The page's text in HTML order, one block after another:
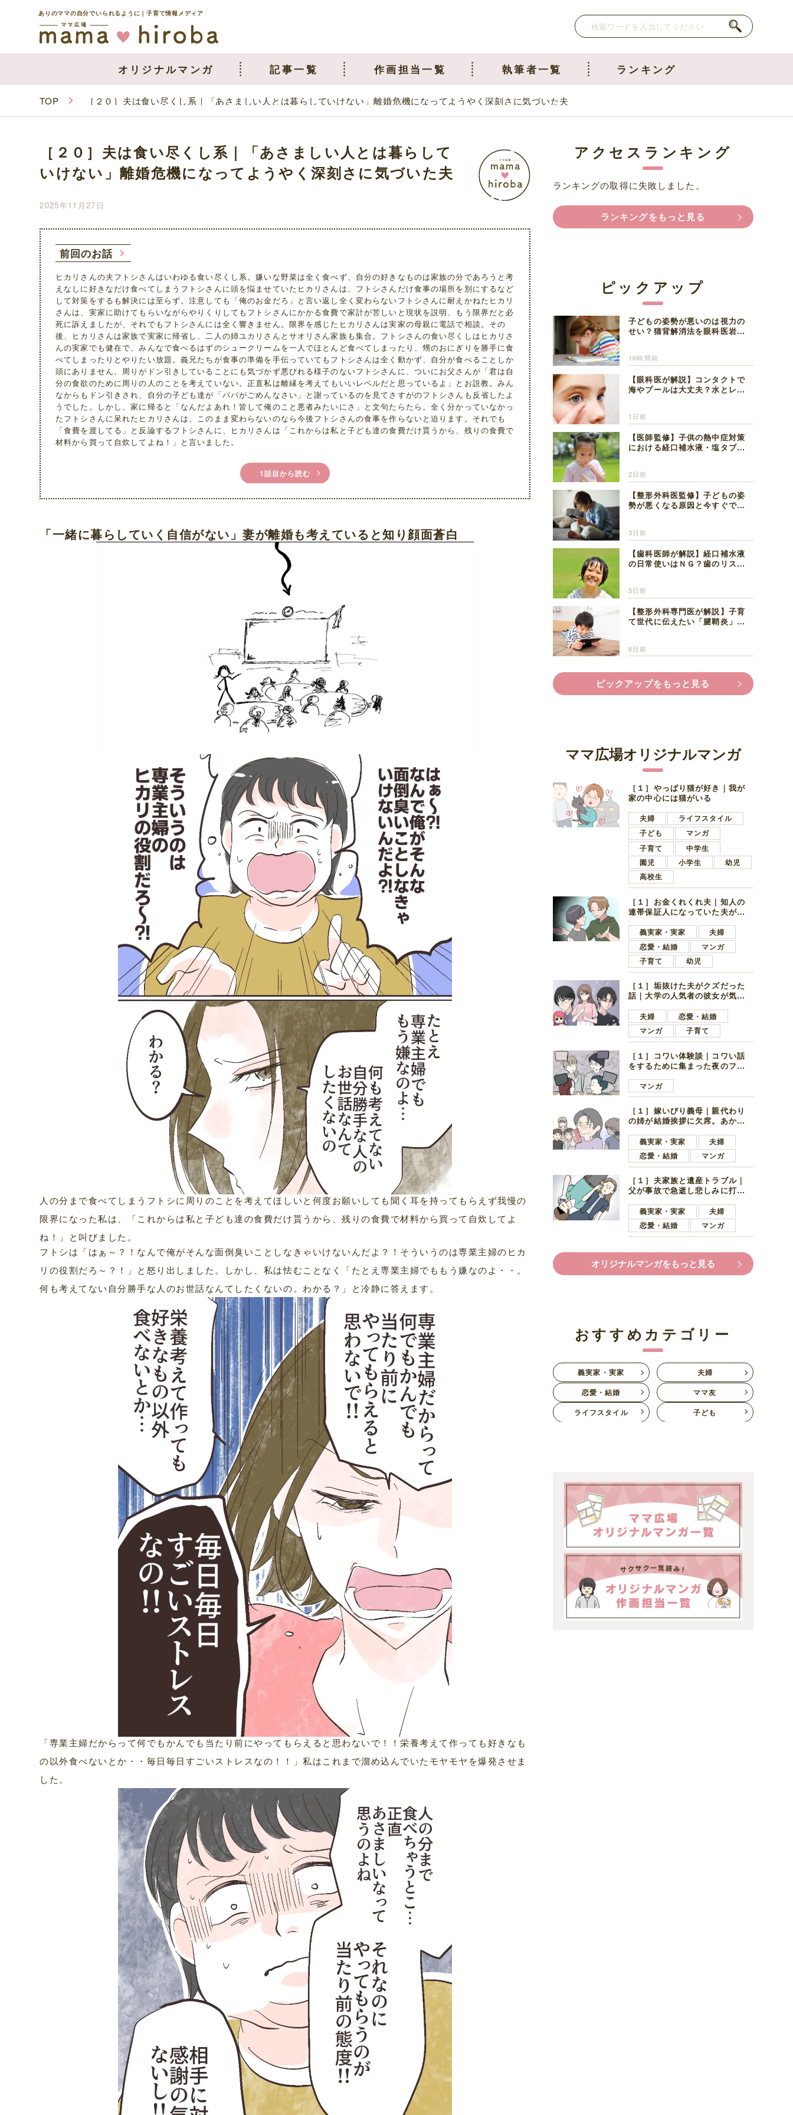
ありのママの自分でいられるように｜子育て情報メディア
オリジナルマンガ 記事一覧 作画担当一覧 執筆者一覧 ランキング
TOP ［２０］夫は食い尽くし系｜「あさましい人とは暮らしていけない」離婚危機になってようやく深刻さに気づいた夫
［２０］夫は食い尽くし系｜「あさましい人とは暮らして
いけない」離婚危機になってようやく深刻さに気づいた夫
2025年11月27日
前回のお話
ヒカリさんの夫フトシさんはいわゆる食い尽くし系。嫌いな野菜は全く食べず、自分の好きなものは家族の分であろうと考
えなしに好きなだけ食べてしまうフトシさんに頭を悩ませていたヒカリさんは、フトシさんだけ食事の場所を別にするなど
して対策をするも解決には至らず。注意しても「俺のお金だろ」と言い返し全く変わらないフトシさんに耐えかねたヒカリ
さんは、実家に助けてもらいながらやりくりしてもフトシさんにかかる食費で家計が苦しいと現状を説明、もう限界だと必
死に訴えましたが、それでもフトシさんには全く響きません。限界を感じたヒカリさんは実家の母親に電話で相談。その
後、ヒカリさんは家族で実家に帰省し、二人の姉ユカリさんとサオリさん家族も集合。フトシさんの食い尽くしはヒカリさ
んの実家でも健在で、みんなで食べるはずのシュークリームを一人でほとんど食べてしまったり、甥のおにぎりを勝手に食
べてしまったりとやりたい放題。義兄たちが食事の準備を手伝っていてもフトシさんは全く動かず、自分が食べることしか
頭にありません。周りがドン引きしていることにも気づかず悪びれる様子のないフトシさんに、ついにお父さんが「君は自
分の食欲のために周りの人のことを考えていない。正直私は離縁を考えてもいいレベルだと思っているよ」とお説教。みん
なからもドン引きされ、自分の子ども達が「パパがごめんなさい」と謝っているのを見てさすがのフトシさんも反省したよ
うでした。しかし、家に帰ると「なんだよあれ！皆して俺のこと悪者みたいにさ」と文句たらたら。全く分かっていなかっ
たフトシさんに呆れたヒカリさんは、このまま変わらないのなら今後フトシさんの食事を作らないと迫ります。それでも
「食費を渡してる」と反論するフトシさんに、ヒカリさんは「これからは私と子ども達の食費だけ貰うから、残りの食費で
材料から買って自炊してよね！」と言いました。
1話目から読む
「一緒に暮らしていく自信がない」妻が離婚も考えていると知り顔面蒼白
人の分まで食べてしまうフトシに周りのことを考えてほしいと何度お願いしても聞く耳を持ってもらえず我慢の
限界になった私は、「これからは私と子ども達の食費だけ貰うから、残りの食費で材料から買って自炊してよ
ね！」と叫びました。
フトシは「はぁ～？！なんで俺がそんな面倒臭いことしなきゃいけないんだよ？！そういうのは専業主婦のヒカ
リの役割だろ～？！」と怒り出しました。しかし、私は怯むことなく「たとえ専業主婦でももう嫌なのよ・・。
何も考えてない自分勝手な人のお世話なんてしたくないの。わかる？」と冷静に答えます。
「専業主婦だからって何でもかんでも当たり前にやってもらえると思わないで！！栄養考えて作っても好きなも
の以外食べないとか・・毎日毎日すごいストレスなの！！」私はこれまで溜め込んでいたモヤモヤを爆発させま
した。
アクセスランキング
ランキングの取得に失敗しました。
ランキングをもっと見る
ピックアップ
子どもの姿勢が悪いのは視力の
せい？猫背解消法を眼科医岩見
16時間前
【眼科医が解説】コンタクトで
海やプールは大丈夫？水とレン
1日前
【医師監修】子供の熱中症対策
における経口補水液・塩タブレ
2日前
【整形外科医監修】子どもの姿
勢が悪くなる原因と今すぐでき
3日前
【歯科医師が解説】経口補水液
の日常使いはＮＧ？歯のリスク
5日前
【整形外科専門医が解説】子育
て世代に伝えたい「腱鞘炎」の
6日前
ピックアップをもっと見る
ママ広場オリジナルマンガ
［１］やっぱり猫が好き｜我が
家の中心には猫がいる
夫婦
ライフスタイル
子ども
マンガ
子育て
中学生
園児
小学生
幼児
高校生
［１］お金くれくれ夫｜知人の
連帯保証人になっていた夫が家
言ってきた
義実家・実家
夫婦
恋愛・結婚
マンガ
子育て
幼児
［１］垢抜けた夫がクズだった
話｜大学の人気者の彼女が気に
子学生
夫婦
恋愛・結婚
マンガ
子育て
［１］コワい体験談｜コワい話
をするために集まった夜のファ
好きの男の子ママ
マンガ
［１］嫁いびり義母｜親代わり
の姉が結婚挨拶に欠席。あから
義実家・実家
夫婦
恋愛・結婚
マンガ
［１］夫家族と遺産トラブル｜
父が事故で急逝し悲しみに打ち
ます夫
義実家・実家
夫婦
恋愛・結婚
マンガ
オリジナルマンガをもっと見る
おすすめカテゴリー
義実家・実家
夫婦
恋愛・結婚
ママ友
ライフスタイル
子ども